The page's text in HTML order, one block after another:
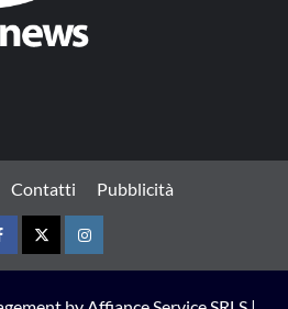
Contatti Pubblicità
TwitterInstagram